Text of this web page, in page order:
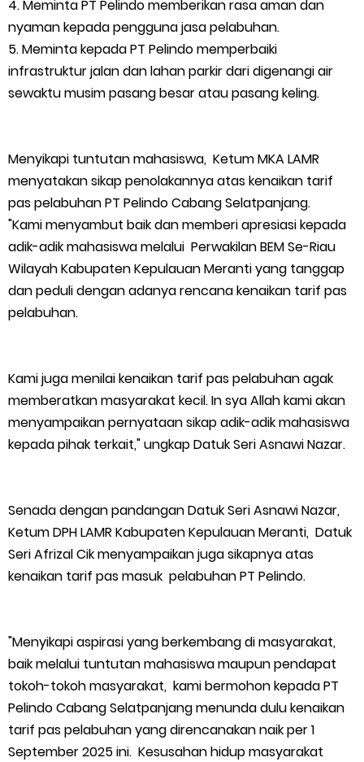
Empat ( 4 ) Orang Putra Terbaik Maju Bacalon Kades Baran
Melintang
4. Meminta PT Pelindo memberikan rasa aman dan
nyaman kepada pengguna jasa pelabuhan.
5. Meminta kepada PT Pelindo memperbaiki
infrastruktur jalan dan lahan parkir dari digenangi air
sewaktu musim pasang besar atau pasang keling.
Menyikapi tuntutan mahasiswa, Ketum MKA LAMR
menyatakan sikap penolakannya atas kenaikan tarif
pas pelabuhan PT Pelindo Cabang Selatpanjang.
"Kami menyambut baik dan memberi apresiasi kepada
adik-adik mahasiswa melalui Perwakilan BEM Se-Riau
Wilayah Kabupaten Kepulauan Meranti yang tanggap
dan peduli dengan adanya rencana kenaikan tarif pas
pelabuhan.
Kami juga menilai kenaikan tarif pas pelabuhan agak
memberatkan masyarakat kecil. In sya Allah kami akan
menyampaikan pernyataan sikap adik-adik mahasiswa
kepada pihak terkait," ungkap Datuk Seri Asnawi Nazar.
Senada dengan pandangan Datuk Seri Asnawi Nazar,
Ketum DPH LAMR Kabupaten Kepulauan Meranti, Datuk
Seri Afrizal Cik menyampaikan juga sikapnya atas
kenaikan tarif pas masuk pelabuhan PT Pelindo.
"Menyikapi aspirasi yang berkembang di masyarakat,
baik melalui tuntutan mahasiswa maupun pendapat
tokoh-tokoh masyarakat, kami bermohon kepada PT
Pelindo Cabang Selatpanjang menunda dulu kenaikan
tarif pas pelabuhan yang direncanakan naik per 1
September 2025 ini. Kesusahan hidup masyarakat